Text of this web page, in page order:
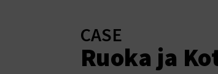
CASE
Ruoka ja